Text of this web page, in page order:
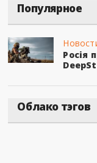
Популярное
Росія
Облако тэгов